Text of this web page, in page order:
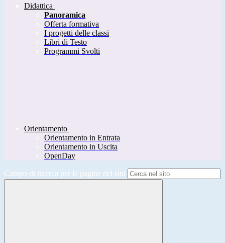
Didattica
Panoramica
Offerta formativa
I progetti delle classi
Libri di Testo
Programmi Svolti
Orientamento
Orientamento in Entrata
Orientamento in Uscita
OpenDay
Campo di ricerca per le pagine del sito